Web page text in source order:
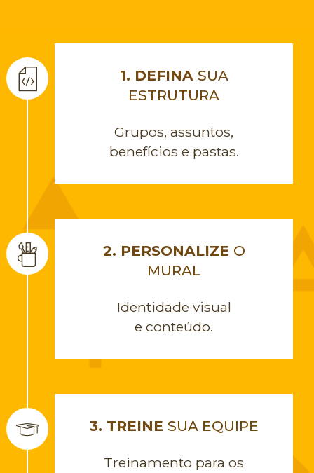
1. DEFINA SUA
ESTRUTURA
Grupos, assuntos,
benefícios e pastas.
2. PERSONALIZE O
MURAL
Identidade visual
e conteúdo.
3. TREINE SUA EQUIPE
Treinamento para os